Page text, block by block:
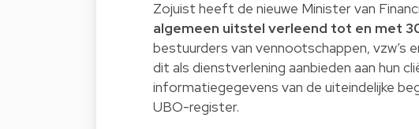
Zojuist heeft de nieuwe Minister van
algemeen uitstel verleend tot en met
bestuurders van vennootschappen, vzw’s
dit als dienstverlening aanbieden aan hun
informatiegegevens van de uiteindelijke
UBO-register.